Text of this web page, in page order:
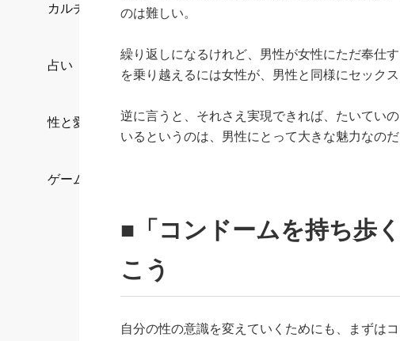
カルチャー/エンタメ
占い
性と愛
ゲーム
のは難しい。
繰り返しになるけれど、男性が女性にただ奉仕
を乗り越えるには女性が、男性と同様にセック
逆に言うと、それさえ実現できれば、たいてい
いるというのは、男性にとって大きな魅力なのだ
■「コンドームを持ち歩
こう
自分の性の意識を変えていくためにも、まずは